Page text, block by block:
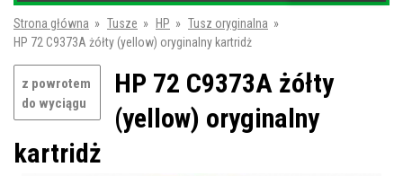
Strona główna » Tusze » HP » Tusz oryginalna »
HP 72 C9373A żółty (yellow) oryginalny kartridż
z powrotem
do wyciągu
HP 72 C9373A żółty
(yellow) oryginalny
kartridż